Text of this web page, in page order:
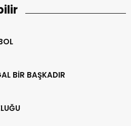
BİR BAŞKADIR